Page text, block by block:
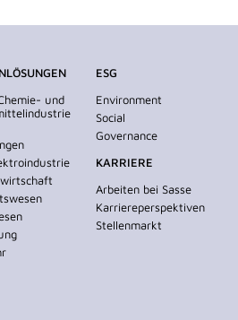
und
ESG
Environment
Social
Governance
KARRIERE
Arbeiten bei Sasse
Karriereperspektiven
Stellenmarkt